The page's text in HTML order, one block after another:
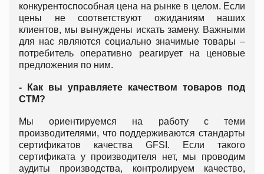
конкурентоспособная цена на рынке в целом. Если
цены не соответствуют ожиданиям наших
клиентов, мы вынуждены искать замену. Важными
для нас являются социально значимые товары –
потребитель оперативно реагирует на ценовые
предложения по ним.
- Как вы управляете качеством товаров под
СТМ?
Мы ориентируемся на работу с теми
производителями, что поддерживаются стандарты
сертификатов качества GFSI. Если такого
сертификата у производителя нет, мы проводим
аудиты производства, контролируем качество,